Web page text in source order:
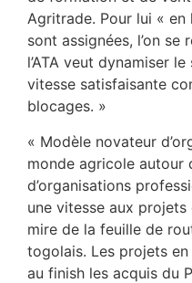
Agritrade. Pour lui « en
sont assignées, l’on
l’ATA veut dynamiser
vitesse satisfaisante
blocages. »
« Modèle novateur
monde agricole autour
d’organisations
une vitesse aux
mire de la feuille de
togolais. Les projets
au finish les acquis du